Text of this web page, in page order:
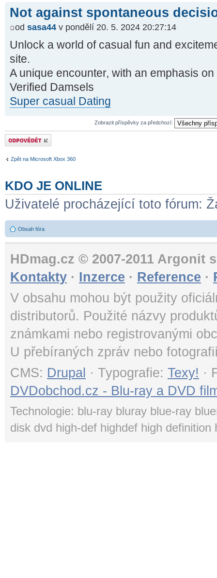
Not against spontaneous
od sasa44 v pondělí 20. 5. 2024 20:27:14
Unlock a world of casual fun and
site.
A unique encounter, with an emphasis
Verified Damsels
Super casual Dating
Zobrazit příspěvky za předchozí:
Odeslat odpověď
Zpět na Microsoft Xbox 360
KDO JE ONLINE
Uživatelé procházející toto fórum:
Obsah fóra
HDmag.cz © 2007-2011 Argonit
Kontakty · Inzerce · Reference ·
V obsahu mohou být použity
distributorů. Použité názvy
známkami nebo registrovanými
U přebíraných zpráv nebo
CMS: Drupal · Typografie: Texy! ·
DVDobchod.cz - Blu-ray a DVD
Technologie: blu-ray bluray blue-ray
disk dvd high-def highdef high